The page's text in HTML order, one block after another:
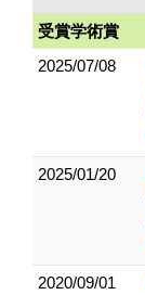
受賞学術賞
2025/07/08
2025/01/20
2020/09/01